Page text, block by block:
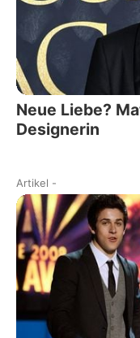
Neue Liebe?
Designerin
Artikel -